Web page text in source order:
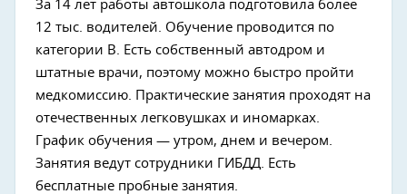
За 14 лет работы автошкола подготовила более
12 тыс. водителей. Обучение проводится по
категории В. Есть собственный автодром и
штатные врачи, поэтому можно быстро пройти
медкомиссию. Практические занятия проходят на
отечественных легковушках и иномарках.
График обучения — утром, днем и вечером.
Занятия ведут сотрудники ГИБДД. Есть
бесплатные пробные занятия.